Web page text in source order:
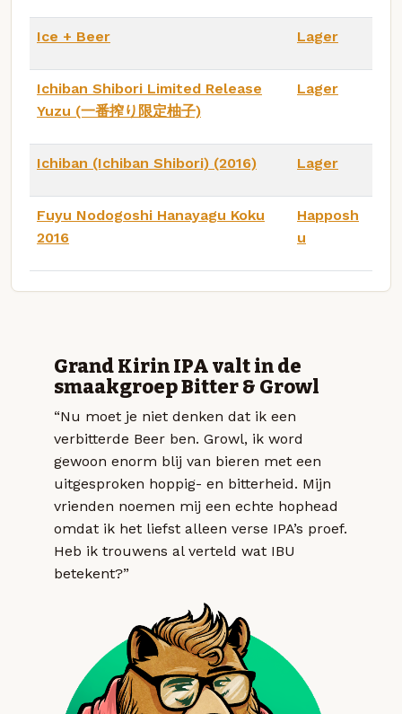
Ice + Beer Lager
Ichiban Shibori Limited Release
Yuzu (一番搾り限定柚子)
Lager
Ichiban (Ichiban Shibori) (2016) Lager
Fuyu Nodogoshi Hanayagu Koku
2016
Happosh
u
Grand Kirin IPA valt in de
smaakgroep Bitter & Growl
“Nu moet je niet denken dat ik een
verbitterde Beer ben. Growl, ik word
gewoon enorm blij van bieren met een
uitgesproken hoppig- en bitterheid. Mijn
vrienden noemen mij een echte hophead
omdat ik het liefst alleen verse IPA’s proef.
Heb ik trouwens al verteld wat IBU
betekent?”